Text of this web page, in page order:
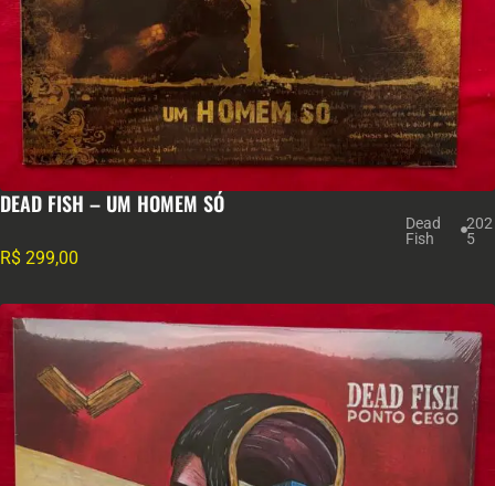
DEAD FISH – UM HOMEM SÓ
Dead
Fish
202
5
R$ 299,00